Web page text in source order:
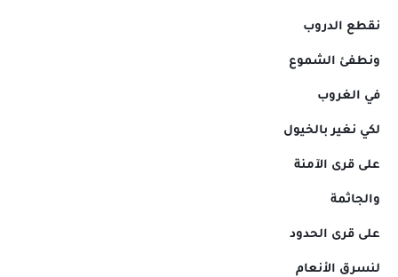
نقطع الدروب
ونطفئ الشموع
في الغروب
لكي نغير بالخيول
على قرى الآمنة
والجاثمة
على قرى الحدود
لنسرق الأنعام